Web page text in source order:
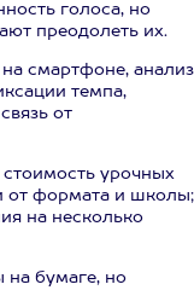
голоса, но
преодолеть их.
смартфоне, анализ
темпа,
от
урочных
от формата и школы;
на несколько
на бумаге, но